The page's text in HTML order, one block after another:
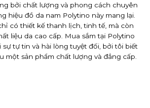
bởi chất lượng và phong cách chuyên
hiệu đồ da nam Polytino này mang lại.
có thiết kế thanh lịch, tinh tế, mà còn
liệu da cao cấp. Mua sắm tại Polytino
tự tin và hài lòng tuyệt đối, bởi tôi biết
một sản phẩm chất lượng và đẳng cấp.